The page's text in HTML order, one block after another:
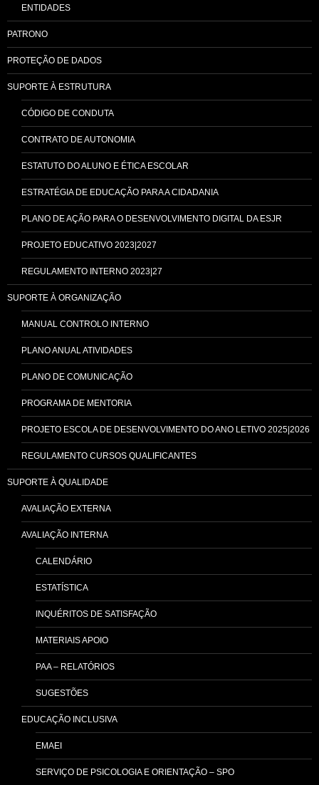
ENTIDADES
PATRONO
PROTEÇÃO DE DADOS
SUPORTE À ESTRUTURA
CÓDIGO DE CONDUTA
CONTRATO DE AUTONOMIA
ESTATUTO DO ALUNO E ÉTICA ESCOLAR
ESTRATÉGIA DE EDUCAÇÃO PARA A CIDADANIA
PLANO DE AÇÃO PARA O DESENVOLVIMENTO DIGITAL DA ESJR
PROJETO EDUCATIVO 2023|2027
REGULAMENTO INTERNO 2023|27
SUPORTE À ORGANIZAÇÃO
MANUAL CONTROLO INTERNO
PLANO ANUAL ATIVIDADES
PLANO DE COMUNICAÇÃO
PROGRAMA DE MENTORIA
PROJETO ESCOLA DE DESENVOLVIMENTO DO ANO LETIVO 2025|2026
REGULAMENTO CURSOS QUALIFICANTES
SUPORTE À QUALIDADE
AVALIAÇÃO EXTERNA
AVALIAÇÃO INTERNA
CALENDÁRIO
ESTATÍSTICA
INQUÉRITOS DE SATISFAÇÃO
MATERIAIS APOIO
PAA – RELATÓRIOS
SUGESTÕES
EDUCAÇÃO INCLUSIVA
EMAEI
SERVIÇO DE PSICOLOGIA E ORIENTAÇÃO – SPO